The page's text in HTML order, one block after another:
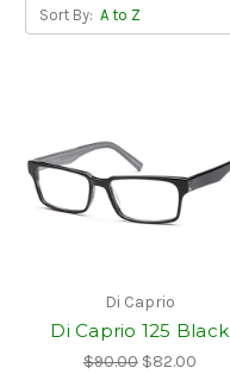
Sort By:
Di Caprio
Di Caprio 125 Black
$90.00 $82.00